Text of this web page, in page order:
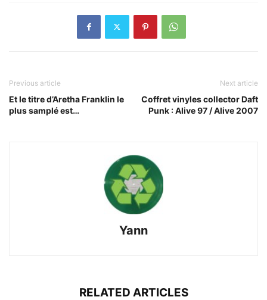
Previous article
Et le titre d’Aretha Franklin le
plus samplé est…
Next article
Coffret vinyles collector Daft
Punk : Alive 97 / Alive 2007
Yann
RELATED ARTICLES